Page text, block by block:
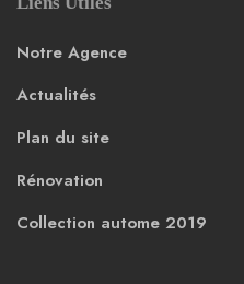
Notre Agence
Actualités
Plan du site
Rénovation
Collection autome 2019